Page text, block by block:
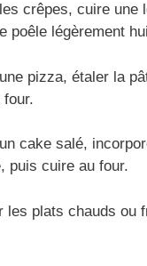
crêpes, cuire une
poêle légèrement
pizza, étaler la
four.
cake salé,
puis cuire au four.
les plats chauds ou